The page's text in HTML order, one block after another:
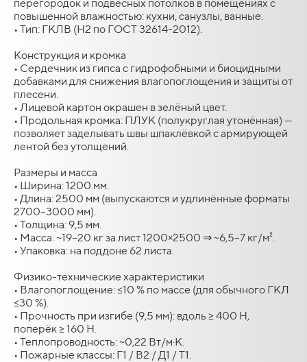
перегородок и подвесных потолков в помещениях с
повышенной влажностью: кухни, санузлы, ванные.
• Тип: ГКЛВ (H2 по ГОСТ 32614-2012).
Конструкция и кромка
• Сердечник из гипса с гидрофобными и биоцидными
добавками для снижения влагопоглощения и защиты от
плесени.
• Лицевой картон окрашен в зелёный цвет.
• Продольная кромка: ПЛУК (полукруглая утонённая) —
позволяет заделывать швы шпаклёвкой с армирующей
лентой без утолщений.
Размеры и масса
• Ширина: 1200 мм.
• Длина: 2500 мм (выпускаются и удлинённые форматы
2700–3000 мм).
• Толщина: 9,5 мм.
• Масса: ~19–20 кг за лист 1200×2500 ⇒ ~6,5–7 кг/м².
• Упаковка: на поддоне 62 листа.
Физико-технические характеристики
• Влагопоглощение: ≤10 % по массе (для обычного ГКЛ
≤30 %).
• Прочность при изгибе (9,5 мм): вдоль ≥ 400 Н,
поперёк ≥ 160 Н.
• Теплопроводность: ~0,22 Вт/м·К.
• Пожарные классы: Г1 / В2 / Д1 / Т1.